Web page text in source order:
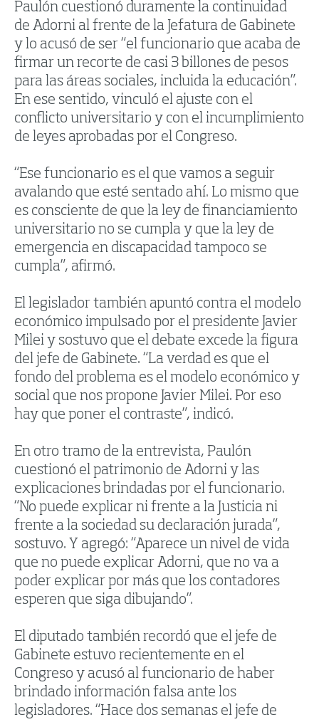
Paulón cuestionó duramente la continuidad
de Adorni al frente de la Jefatura de Gabinete
y lo acusó de ser “el funcionario que acaba de
firmar un recorte de casi 3 billones de pesos
para las áreas sociales, incluida la educación”.
En ese sentido, vinculó el ajuste con el
conflicto universitario y con el incumplimiento
de leyes aprobadas por el Congreso.
“Ese funcionario es el que vamos a seguir
avalando que esté sentado ahí. Lo mismo que
es consciente de que la ley de financiamiento
universitario no se cumpla y que la ley de
emergencia en discapacidad tampoco se
cumpla”, afirmó.
El legislador también apuntó contra el modelo
económico impulsado por el presidente Javier
Milei y sostuvo que el debate excede la figura
del jefe de Gabinete. “La verdad es que el
fondo del problema es el modelo económico y
social que nos propone Javier Milei. Por eso
hay que poner el contraste”, indicó.
En otro tramo de la entrevista, Paulón
cuestionó el patrimonio de Adorni y las
explicaciones brindadas por el funcionario.
“No puede explicar ni frente a la Justicia ni
frente a la sociedad su declaración jurada”,
sostuvo. Y agregó: “Aparece un nivel de vida
que no puede explicar Adorni, que no va a
poder explicar por más que los contadores
esperen que siga dibujando”.
El diputado también recordó que el jefe de
Gabinete estuvo recientemente en el
Congreso y acusó al funcionario de haber
brindado información falsa ante los
legisladores. “Hace dos semanas el jefe de